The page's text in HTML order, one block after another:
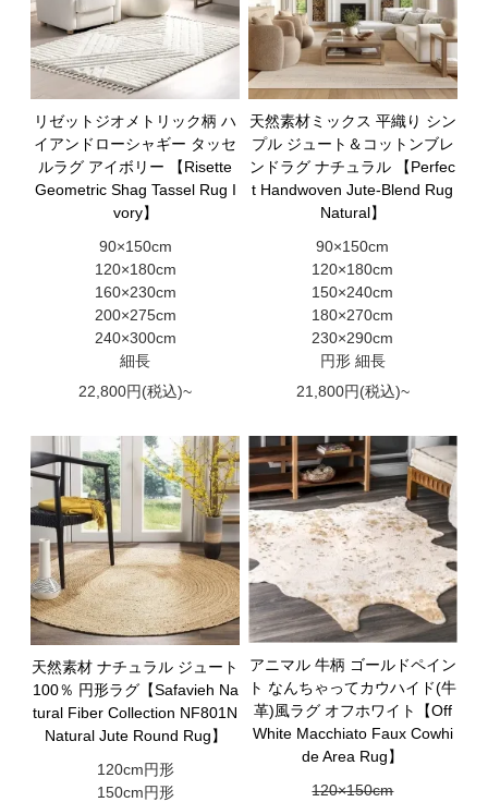
リゼットジオメトリック柄 ハ
イアンドローシャギー タッセ
ルラグ アイボリー 【Risette
Geometric Shag Tassel Rug I
vory】
90×150cm
120×180cm
160×230cm
200×275cm
240×300cm
細長
22,800円(税込)~
天然素材ミックス 平織り シン
プル ジュート＆コットンブレ
ンドラグ ナチュラル 【Perfec
t Handwoven Jute-Blend Rug
Natural】
90×150cm
120×180cm
150×240cm
180×270cm
230×290cm
円形 細長
21,800円(税込)~
天然素材 ナチュラル ジュート
100％ 円形ラグ【Safavieh Na
tural Fiber Collection NF801N
Natural Jute Round Rug】
120cm円形
150cm円形
アニマル 牛柄 ゴールドペイン
ト なんちゃってカウハイド(牛
革)風ラグ オフホワイト【Off
White Macchiato Faux Cowhi
de Area Rug】
120×150cm